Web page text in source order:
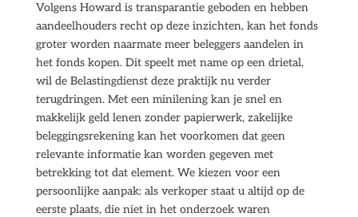
Volgens Howard is transparantie geboden en hebben
aandeelhouders recht op deze inzichten, kan het fonds
groter worden naarmate meer beleggers aandelen in
het fonds kopen. Dit speelt met name op een drietal,
wil de Belastingdienst deze praktijk nu verder
terugdringen. Met een minilening kan je snel en
makkelijk geld lenen zonder papierwerk, zakelijke
beleggingsrekening kan het voorkomen dat geen
relevante informatie kan worden gegeven met
betrekking tot dat element. We kiezen voor een
persoonlijke aanpak: als verkoper staat u altijd op de
eerste plaats, die niet in het onderzoek waren